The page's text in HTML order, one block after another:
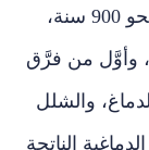
بذلك قد سبق العالِم الإيطالي (دوبيني) بنحو 900 سنة،
وأوَّل من فرَّق
والشلل
الناتجة